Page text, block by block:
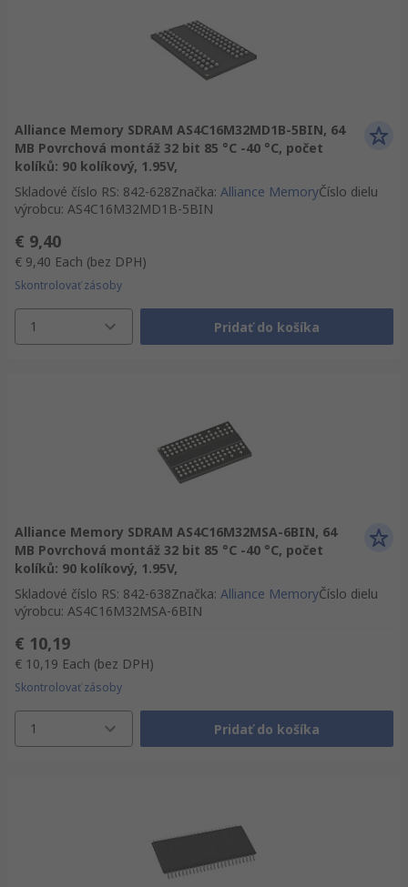
Alliance Memory SDRAM AS4C16M32MD1B-5BIN, 64
MB Povrchová montáž 32 bit 85 °C -40 °C, počet
kolíků: 90 kolíkový, 1.95V,
Skladové číslo RS: 842-628Značka: Alliance MemoryČíslo dielu
výrobcu: AS4C16M32MD1B-5BIN
€ 9,40
€ 9,40 Each (bez DPH)
Skontrolovať zásoby
1 Pridať do košíka
Alliance Memory SDRAM AS4C16M32MSA-6BIN, 64
MB Povrchová montáž 32 bit 85 °C -40 °C, počet
kolíků: 90 kolíkový, 1.95V,
Skladové číslo RS: 842-638Značka: Alliance MemoryČíslo dielu
výrobcu: AS4C16M32MSA-6BIN
€ 10,19
€ 10,19 Each (bez DPH)
Skontrolovať zásoby
1 Pridať do košíka